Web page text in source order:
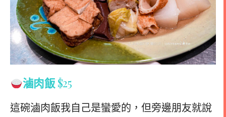
滷肉飯 $25
這碗滷肉飯我自己是蠻愛的，但旁邊朋友就說